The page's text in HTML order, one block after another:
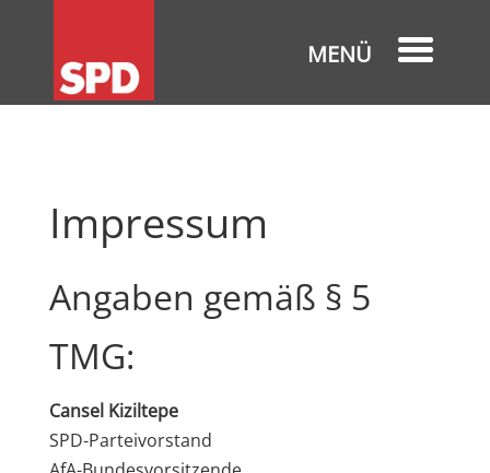
Impressum
Angaben gemäß § 5
TMG:
Cansel Kiziltepe
SPD-Parteivorstand